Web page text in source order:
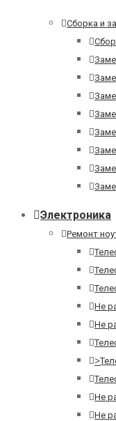
Сборка и
Электроника
Ремонт
Не
Не
>
Не
Не